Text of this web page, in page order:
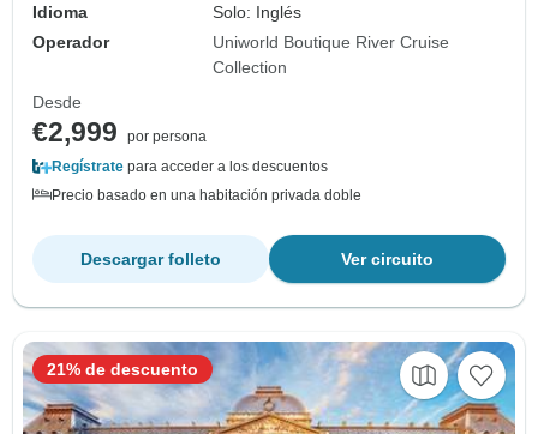
Idioma
Solo: Inglés
Operador
Uniworld Boutique River Cruise
Collection
Desde
€2,999
por persona
Regístrate para acceder a los descuentos
Precio basado en una habitación privada doble
Ver circuito
Descargar folleto
21% de descuento